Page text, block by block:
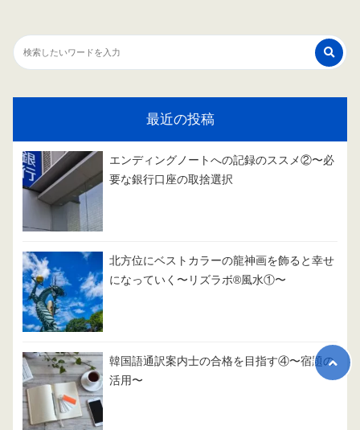
最近の投稿
エンディングノートへの記録のススメ②〜必
要な銀行口座の取捨選択
北方位にベストカラーの龍神画を飾ると幸せ
になっていく〜リズラボ®️風水①〜
韓国語通訳案内士の合格を目指す④〜宿題の
活用〜